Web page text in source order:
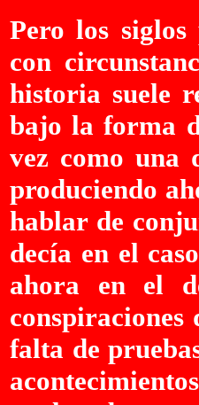
Pero los
con
historia suele
bajo la forma
vez como una
produciendo
hablar de
decía en el
ahora en el
falta de